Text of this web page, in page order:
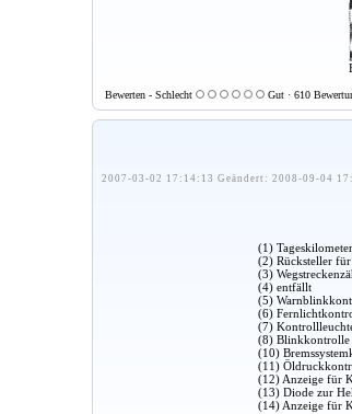
Bewerten - Schlecht Gut · 610
2007-03-02 17:14:13 Geändert: 2008-09-04
(1)
(2) Rücksteller
(3)
(4) entfällt
(5)
(6)
(7)
(8)
(10)
(11)
(12) Anzeige für
(13) Diode zur
(14) Anzeige für